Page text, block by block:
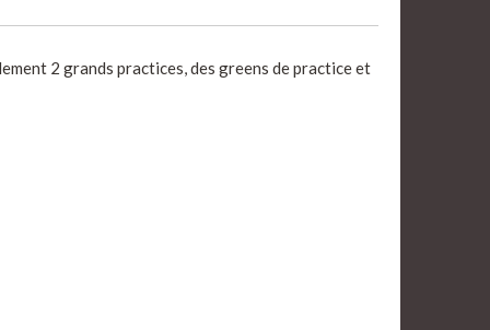
2 grands practices, des greens de practice et